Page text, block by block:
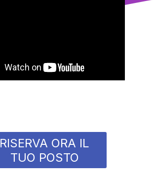
RISERVA ORA IL
TUO POSTO